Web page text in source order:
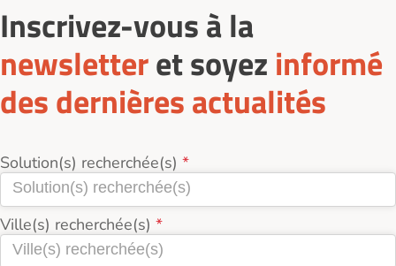
Inscrivez-vous à la
newsletteret soyez informé
des dernières actualités
Solution(s) recherchée(s)
Ville(s) recherchée(s)